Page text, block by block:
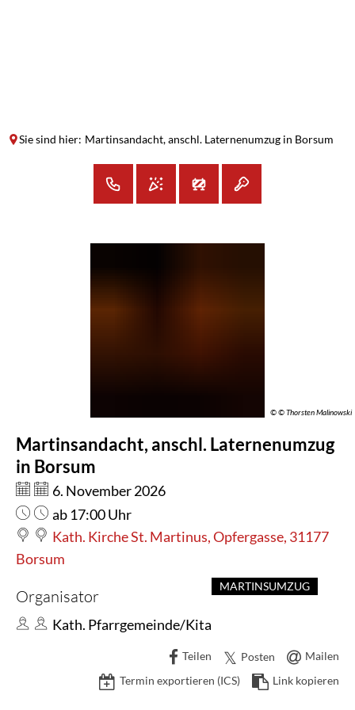
Sie sind hier: Martinsandacht, anschl. Laternenumzug in Borsum
© © Thorsten Malinowski
Martinsandacht, anschl. Laternenumzug
in Borsum
Datum:
6. November 2026
Uhrzeit:
ab 17:00 Uhr
Kath. Kirche St. Martinus, Opfergasse, 31177
Borsum
Organisator
Kath. Pfarrgemeinde/Kita
MARTINSUMZUG
Teilen Posten
Mailen
Termin exportieren (ICS)
Link kopieren